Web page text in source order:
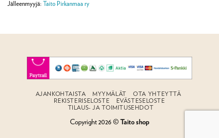
Jälleenmyyjä: Taito Pirkanmaa ry
AJANKOHTAISTA MYYMÄLÄT
OTA YHTEYTTÄ
REKISTERISELOSTE
EVÄSTESELOSTE
TILAUS- JA TOIMITUSEHDOT
Copyright 2026 ©Taito shop